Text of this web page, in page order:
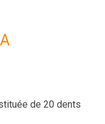
de 20 dents